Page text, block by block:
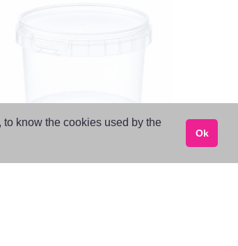
know the cookies used by the
Ok